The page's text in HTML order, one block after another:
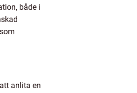
både i
anlita en